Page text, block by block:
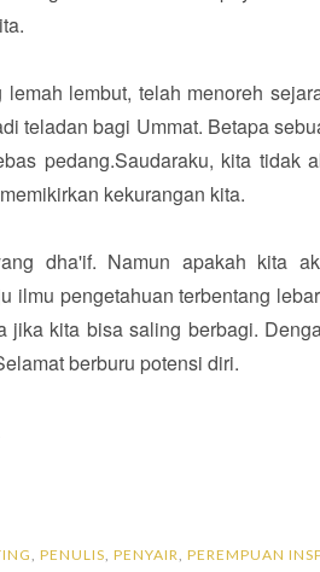
lembut, telah menoreh
teladan bagi Ummat. Betapa
pedang.Saudaraku, kita tidak
kekurangan kita.
dha'if. Namun apakah kita
ilmu pengetahuan terbentang
jika kita bisa saling berbagi.
berburu potensi diri.
, PENULIS, PENYAIR, PEREMPUAN